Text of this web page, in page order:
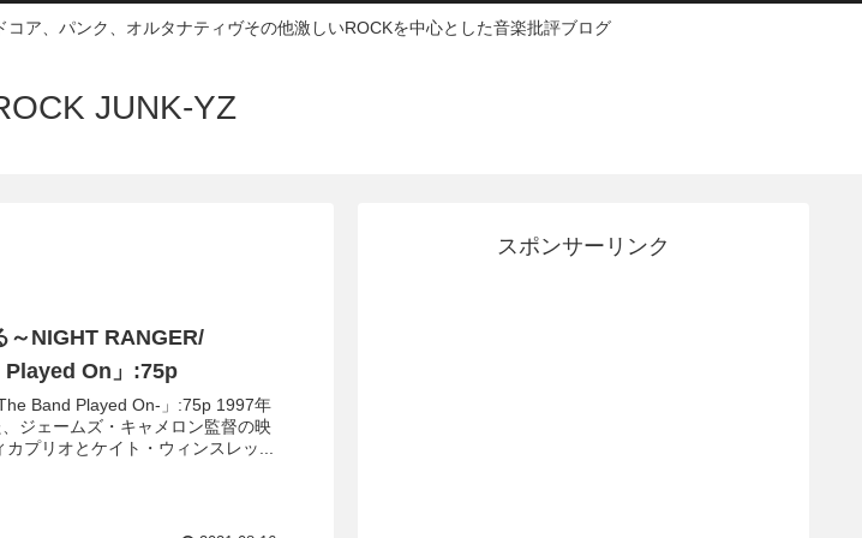
ア、パンク、オルタナティヴその他激しいROCKを中心とした音楽批評ブログ
JUNK-YZ
～NIGHT RANGER/
Played On」:75p
Band Played On-」:75p 1997年
ジェームズ・キャメロン監督の映
プリオとケイト・ウィンスレッ...
スポンサーリンク